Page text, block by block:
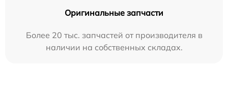
Оригинальные запчасти
Более 20 тыс. запчастей от производителя в
наличии на собственных складах.